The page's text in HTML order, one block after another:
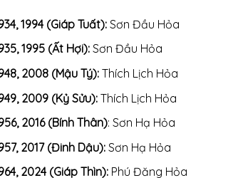
1994 (Giáp Tuất): Sơn Đầu Hỏa
1995 (Ất Hợi):Sơn Đầu Hỏa
2008 (Mậu Tý): Thích Lịch Hỏa
2009 (Kỷ Sửu): Thích Lịch Hỏa
2016 (Bính Thân): Sơn Hạ Hỏa
2017 (Đinh Dậu): Sơn Hạ Hỏa
2024 (Giáp Thìn): Phú Đăng Hỏa